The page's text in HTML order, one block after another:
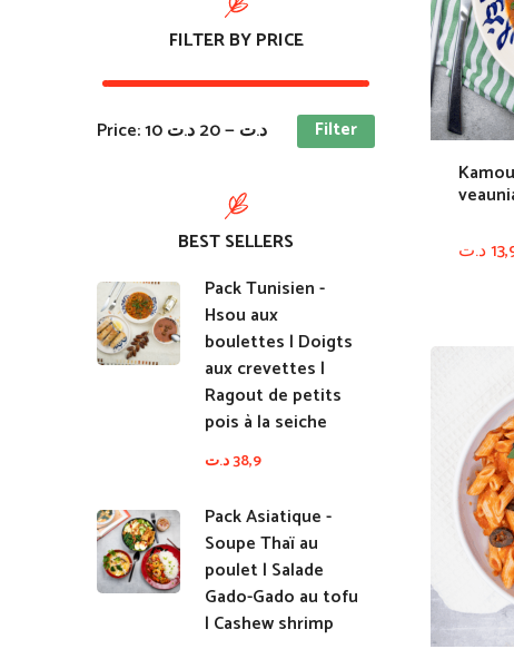
د.ت
FILTER BY PRICE
Filter
Price: 10 د.ت—20 د.ت
BEST SELLERS
Pack Tunisien -
Hsou aux
boulettes | Doigts
aux crevettes |
Ragout de petits
pois à la seiche
38,9د.ت
Pack Asiatique -
Soupe Thaï au
poulet | Salade
Gado-Gado au tofu
| Cashew shrimp